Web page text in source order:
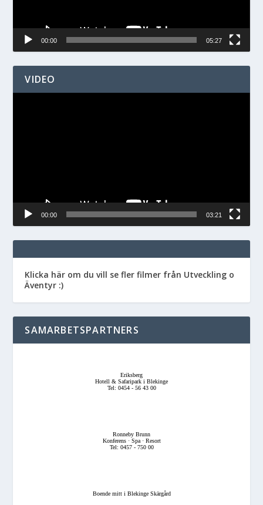
00:00 05:27
VIDEO
00:00 03:21
Klicka här om du vill se fler filmer från Utveckling o
Äventyr :)
SAMARBETSPARTNERS
Eriksberg
Hotell & Safaripark i Blekinge
Tel: 0454 - 56 43 00
Ronneby Brunn
Konferens · Spa · Resort
Tel: 0457 - 750 00
Boende mitt i Blekinge Skärgård